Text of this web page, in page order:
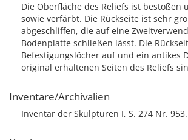
Die Oberfläche des Reliefs ist bestoßen
sowie verfärbt. Die Rückseite ist sehr
abgeschliffen, die auf eine
Bodenplatte schließen lässt. Die
Befestigungslöcher auf und ein antikes
original erhaltenen Seiten des Reliefs
Inventare/Archivalien
Inventar der Skulpturen I, S. 274 Nr. 953.